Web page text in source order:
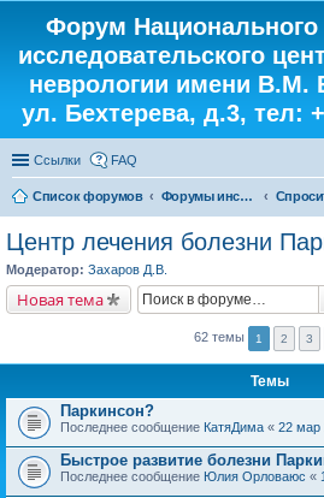
Форум Национального
исследовательского
неврологии имени В.М.
ул. Бехтерева, д.3, тел:
Ссылки FAQ
Список форумов Форумы института
Центр лечения болезни
Модератор: Захаров Д.В.
Новая тема
62 темы 1 2 3
Темы
Паркинсон?
Последнее сообщение КатяДима « 22 мар
Быстрое развитие болезни
Последнее сообщение Юлия Орловаюс «